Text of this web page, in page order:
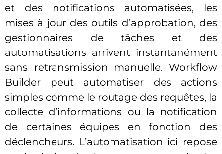
et des notifications automatisées, les
mises à jour des outils d’approbation, des
gestionnaires de tâches et des
automatisations arrivent instantanément
sans retransmission manuelle. Workflow
Builder peut automatiser des actions
simples comme le routage des requêtes, la
collecte d’informations ou la notification
de certaines équipes en fonction des
déclencheurs. L’automatisation ici repose